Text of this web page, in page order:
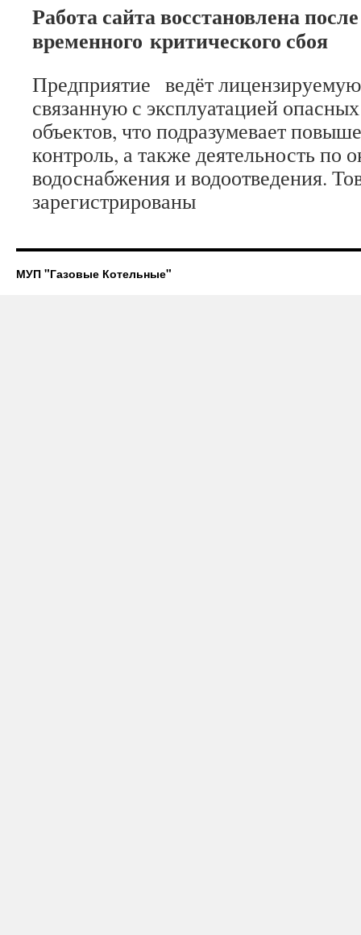
Работа сайта восстановлена после
временного критического сбоя
Предприятие ведёт лицензируемую
связанную с эксплуатацией
объектов, что подразумевает
контроль, а также деятельность по
водоснабжения и водоотведения.
зарегистрированы
МУП "Газовые Котельные"